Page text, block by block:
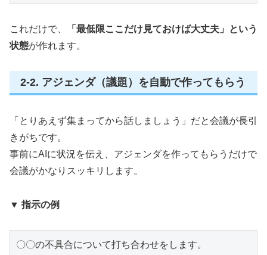
これだけで、
「最低限ここだけ見ておけば大丈夫」という
状態が作れます。
2-2. アジェンダ（議題）を自動で作ってもらう
「とりあえず集まってから話しましょう」だと会議が長引
きがちです。
事前にAIに状況を伝え、アジェンダを作ってもらうだけで
会議がかなりスッキリします。
▼ 指示の例
〇〇の不具合について打ち合わせをします。